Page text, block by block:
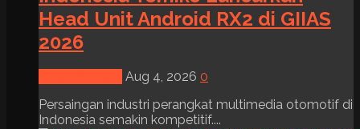
Head Unit Android RX2 di GIIAS
2026
Aug 4, 2026 0
Persaingan industri perangkat multimedia otomotif di
Indonesia semakin kompetitif....